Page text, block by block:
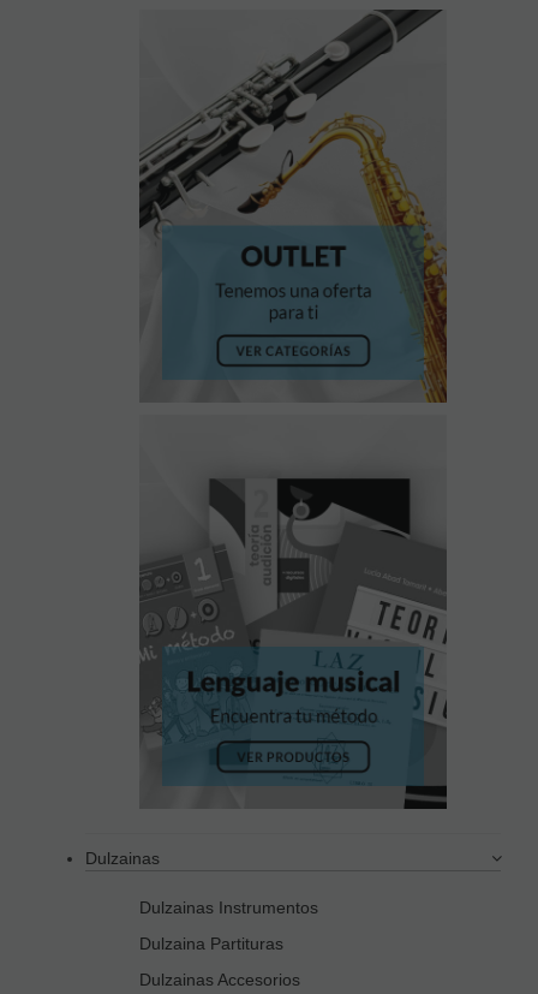
Dulzainas
Dulzainas Instrumentos
Dulzaina Partituras
Dulzainas Accesorios